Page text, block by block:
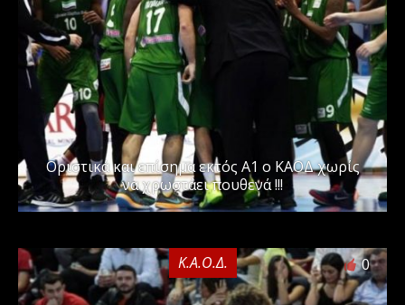
Οριστικά και επίσημα εκτός Α1 ο ΚΑΟΔ χωρίς
να χρωστάει πουθενά !!!
Κ.Α.Ο.Δ. 0